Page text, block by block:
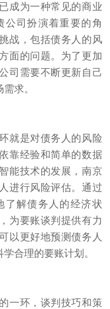
成为一种常见的商业
公司扮演着重要的角
战，包括债务人的风
面的问题。为了更加
司 需要不断更新自己
求。
就是对债务人的风险
靠经验和简单的数据
能技术的发展，南京
进行风险评估。通过
了解债务人的经济状
为要账谈判提供有力
以更好地预测债务人
合理的要账计划。
一环，谈判技巧和策